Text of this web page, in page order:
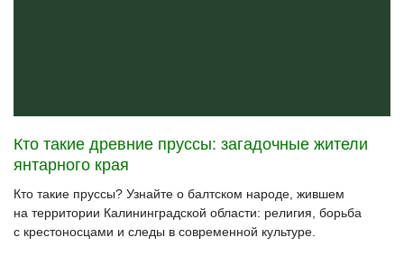
Кто такие древние пруссы: загадочные жители
янтарного края
Кто такие пруссы? Узнайте о балтском народе, жившем
на территории Калининградской области: религия, борьба
с крестоносцами и следы в современной культуре.